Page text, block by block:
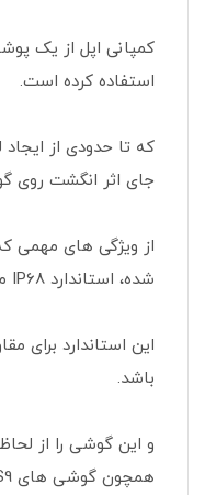
کمپانی اپل از یک
استفاده کرده است.
که تا حدودی از
جای اثر انگشت روی
شده، استاندارد IP68 می باشد.
این استاندارد برای
باشد.
و این گوشی را از